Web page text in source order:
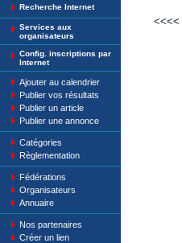
Recherche Internet
Services aux
organisateurs
Config. inscriptions par
Internet
Ajouter au calendrier
Publier vos résultats
Publier un article
Publier une annonce
Catégories
Règlementation
Fédérations
Organisateurs
Annuaire
Nos partenaires
Créer un lien
<<<<